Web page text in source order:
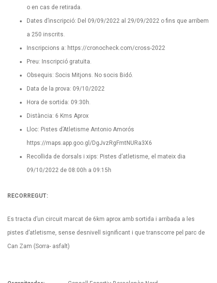
o en cas de retirada.
Dates d’inscripció: Del 09/09/2022 al 29/09/2022 o fins que arribem
a 250 inscrits.
Inscripcions a: https://cronocheck.com/cross-2022
Preu: Inscripció gratuïta.
Obsequis: Socis Mitjons. No socis Bidó.
Data de la prova: 09/10/2022
Hora de sortida: 09:30h.
Distància: 6 Kms Aprox
Lloc: Pistes d’Atletisme Antonio Amorós
https://maps.app.goo.gl/DgJvzRgFmtNURa3X6
Recollida de dorsals i xips: Pistes d’atletisme, el mateix dia
09/10/2022 de 08:00h a 09:15h
RECORREGUT:
Es tracta d’un circuit marcat de 6km aprox amb sortida i arribada a les
pistes d’atletisme, sense desnivell significant i que transcorre pel parc de
Can Zam (Sorra- asfalt)